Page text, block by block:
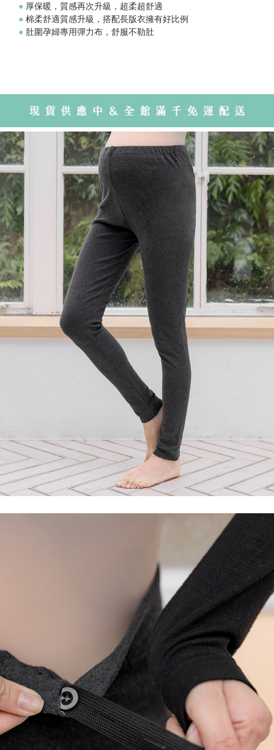
● 厚保暖，質感再次升級，超柔超舒適
● 棉柔舒適質感升級，搭配長版衣擁有好比例
● 肚圍孕婦專用彈力布，舒服不勒肚